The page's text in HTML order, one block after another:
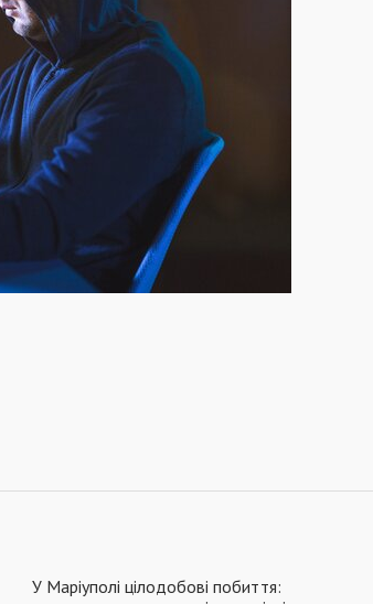
У Маріуполі цілодобові побиття: